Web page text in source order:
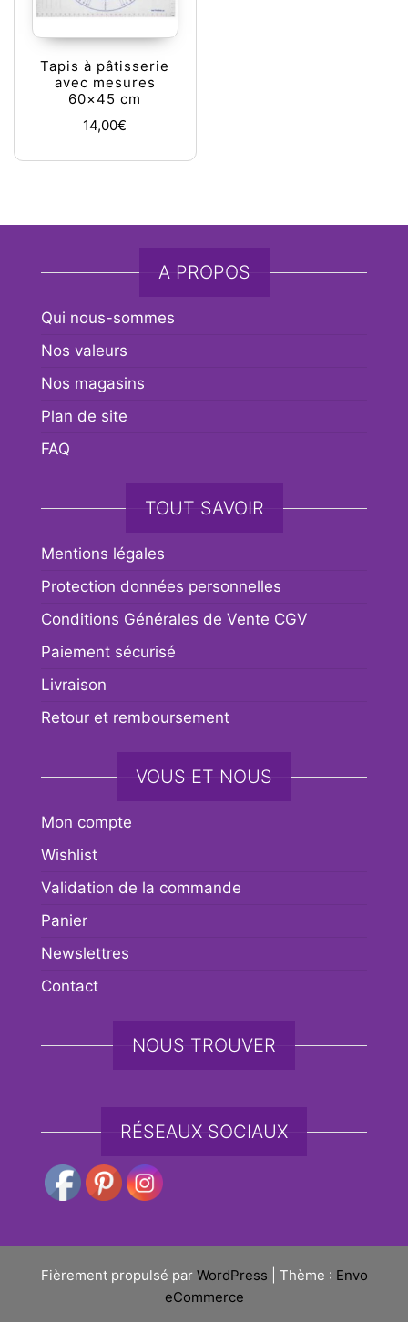
Tapis à pâtisserie
avec mesures
60×45 cm
14,00€
A PROPOS
Qui nous-sommes
Nos valeurs
Nos magasins
Plan de site
FAQ
TOUT SAVOIR
Mentions légales
Protection données personnelles
Conditions Générales de Vente CGV
Paiement sécurisé
Livraison
Retour et remboursement
VOUS ET NOUS
Mon compte
Wishlist
Validation de la commande
Panier
Newslettres
Contact
NOUS TROUVER
RÉSEAUX SOCIAUX
Fièrement propulsé par WordPress Thème : Envo
eCommerce